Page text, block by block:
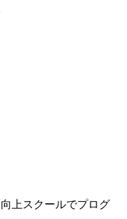
上スクールでプログ